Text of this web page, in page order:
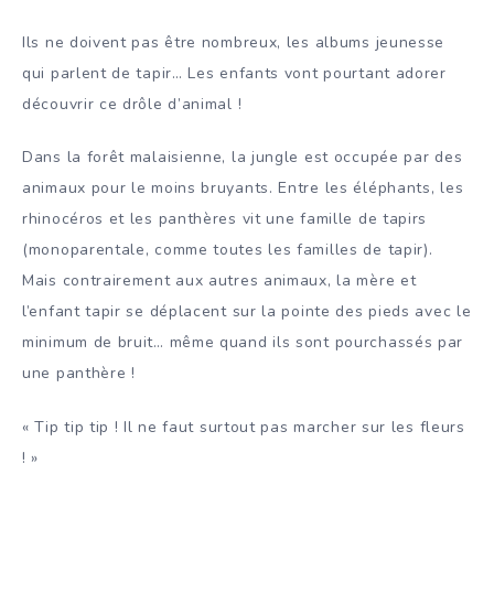
Ils ne doivent pas être nombreux, les albums jeunesse
qui parlent de tapir… Les enfants vont pourtant adorer
découvrir ce drôle d’animal !
Dans la forêt malaisienne, la jungle est occupée par des
animaux pour le moins bruyants. Entre les éléphants, les
rhinocéros et les panthères vit une famille de tapirs
(monoparentale, comme toutes les familles de tapir).
Mais contrairement aux autres animaux, la mère et
l’enfant tapir se déplacent sur la pointe des pieds avec le
minimum de bruit… même quand ils sont pourchassés par
une panthère !
« Tip tip tip ! Il ne faut surtout pas marcher sur les fleurs
! »